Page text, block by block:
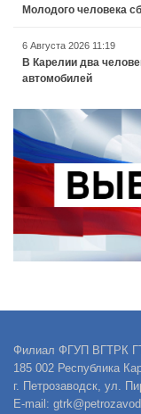
Молодого человека
6 Августа 2026 11:19
В Карелии два
автомобилей
Филиал ФГУП ВГТРК
185 002 Республика
г. Петрозаводск, ул.
E-mail: